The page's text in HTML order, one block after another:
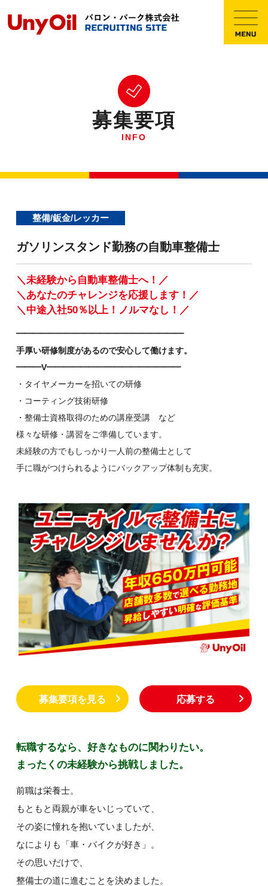
募集要項
INFO
整備/鈑金/レッカー
ガソリンスタンド勤務の自動車整備士
＼未経験から自動車整備士へ！／
＼あなたのチャレンジを応援します！／
＼中途入社50％以上！ノルマなし！／
━━━━━━━━━━━━━━━━━━━━
手厚い研修制度があるので安心して働けます。
━━━V━━━━━━━━━━━━━━━━
・タイヤメーカーを招いての研修
・コーティング技術研修
・整備士資格取得のための講座受講 など
様々な研修・講習をご準備しています。
未経験の方でもしっかり一人前の整備士として
手に職がつけられるようにバックアップ体制も充実。
募集要項を見る 応募する
転職するなら、好きなものに関わりたい。
まったくの未経験から挑戦しました。
前職は栄養士。
もともと両親が車をいじっていて、
その姿に憧れを抱いていましたが、
なによりも「車・バイクが好き」。
その思いだけで、
整備士の道に進むことを決めました。